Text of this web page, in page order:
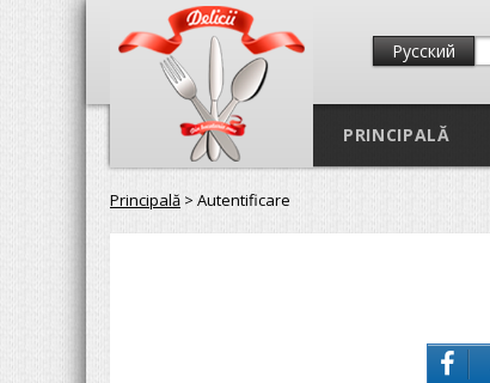
Русский
PRINCIPALĂ
Principală > Autentificare